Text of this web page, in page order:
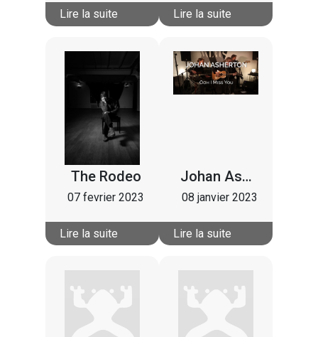
Lire la suite Lire la suite
The Rodeo
07 fevrier 2023
Lire la suite
Johan Asherton
08 janvier 2023
Lire la suite